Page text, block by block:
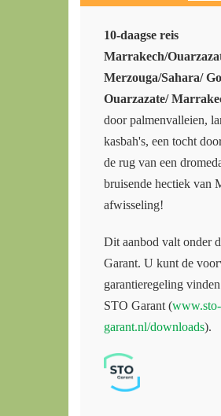
10-daagse reis
Marrakech/
Merzouga/Sahara/
Ouarzazate/
door palmenvalleien,
kasbah's, een tocht
de rug van een
bruisende hectiek van
afwisseling!
Dit aanbod valt onder
Garant. U kunt de
garantieregeling
STO Garant (www.sto-
garant.nl/downloads).